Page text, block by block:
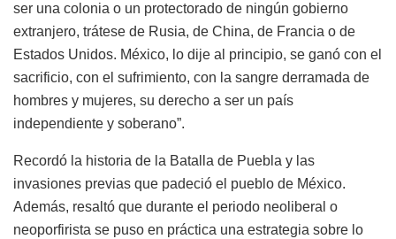
ser una colonia o un protectorado de ningún gobierno
extranjero, trátese de Rusia, de China, de Francia o de
Estados Unidos. México, lo dije al principio, se ganó con el
sacrificio, con el sufrimiento, con la sangre derramada de
hombres y mujeres, su derecho a ser un país
independiente y soberano”.
Recordó la historia de la Batalla de Puebla y las
invasiones previas que padeció el pueblo de México.
Además, resaltó que durante el periodo neoliberal o
neoporfirista se puso en práctica una estrategia sobre lo